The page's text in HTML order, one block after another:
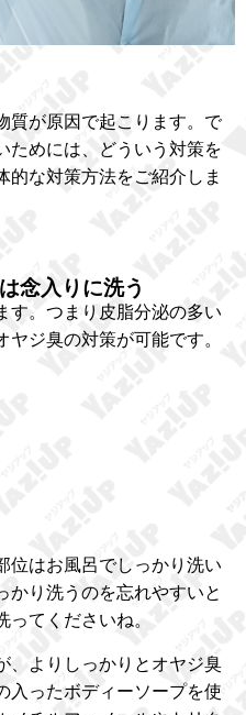
質が原因で起こります。で
ためには、どういう対策を
的な対策方法をご紹介しま
念入りに洗う
す。つまり皮脂分泌の多い
ジ臭の対策が可能です。
位はお風呂でしっかり洗い
かり洗うのを忘れやすいと
てくださいね。
、よりしっかりとオヤジ臭
入ったボディーソープを使